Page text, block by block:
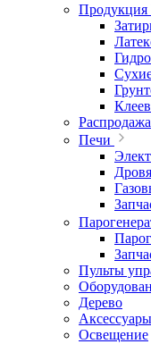
Распродажа
Печи
Пульты
Дерево
Аксессуары
Освещение